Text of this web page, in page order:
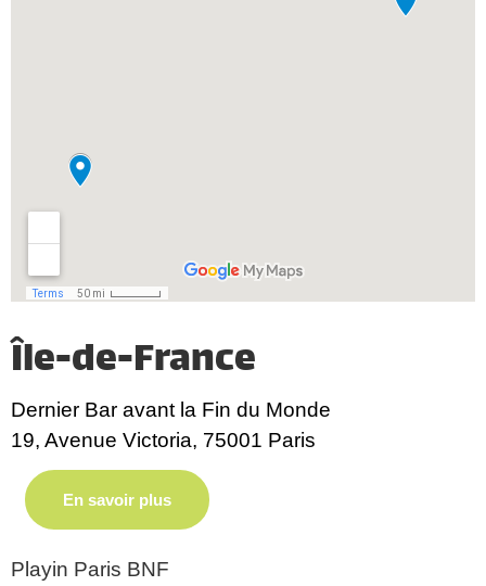
Île-de-France
Dernier Bar avant la Fin du Monde
19, Avenue Victoria, 75001 Paris
En savoir plus
Playin Paris BNF